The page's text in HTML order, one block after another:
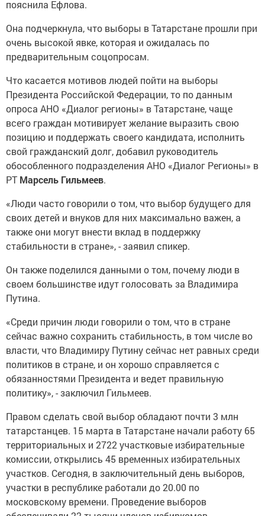
пояснила Ефлова.
Она подчеркнула, что выборы в Татарстане прошли при
очень высокой явке, которая и ожидалась по
предварительным соцопросам.
Что касается мотивов людей пойти на выборы
Президента Российской Федерации, то по данным
опроса АНО «Диалог регионы» в Татарстане, чаще
всего граждан мотивирует желание выразить свою
позицию и поддержать своего кандидата, исполнить
свой гражданский долг, добавил руководитель
обособленного подразделения АНО «Диалог Регионы» в
РТ Марсель Гильмеев.
«Люди часто говорили о том, что выбор будущего для
своих детей и внуков для них максимально важен, а
также они могут внести вклад в поддержку
стабильности в стране», - заявил спикер.
Он также поделился данными о том, почему люди в
своем большинстве идут голосовать за Владимира
Путина.
«Среди причин люди говорили о том, что в стране
сейчас важно сохранить стабильность, в том числе во
власти, что Владимиру Путину сейчас нет равных среди
политиков в стране, и он хорошо справляется с
обязанностями Президента и ведет правильную
политику», - заключил Гильмеев.
Правом сделать свой выбор обладают почти 3 млн
татарстанцев. 15 марта в Татарстане начали работу 65
территориальных и 2722 участковые избирательные
комиссии, открылись 45 временных избирательных
участков. Сегодня, в заключительный день выборов,
участки в республике работали до 20.00 по
московскому времени. Проведение выборов